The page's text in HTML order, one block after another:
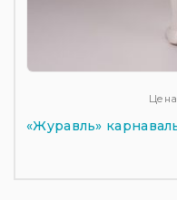
Цена
«Журавль»